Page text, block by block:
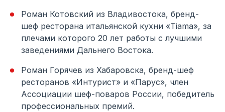
Роман Котовский из Владивостока, бренд-
шеф ресторана итальянской кухни «Tiama», за
плечами которого 20 лет работы с лучшими
заведениями Дальнего Востока.
Роман Горячев из Хабаровска, бренд-шеф
ресторанов «Интурист» и «Парус», член
Ассоциации шеф-поваров России, победитель
профессиональных премий.